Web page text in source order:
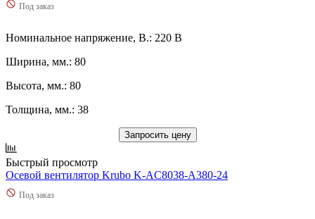
Под заказ
Номинальное напряжение, В.: 220 В
Ширина, мм.: 80
Высота, мм.: 80
Толщина, мм.: 38
Запросить цену
Быстрый просмотр
Осевой вентилятор Krubo K-AC8038-A380-24
Под заказ